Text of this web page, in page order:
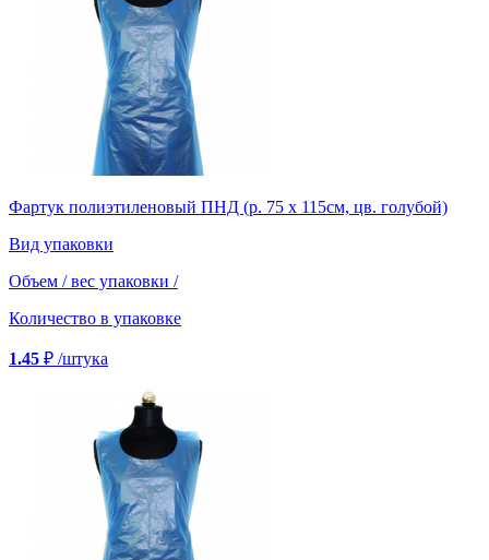
Фартук полиэтиленовый ПНД (р. 75 х 115см, цв. голубой)
Вид упаковки
Объем / вес упаковки /
Количество в упаковке
1.45 ₽ /штука